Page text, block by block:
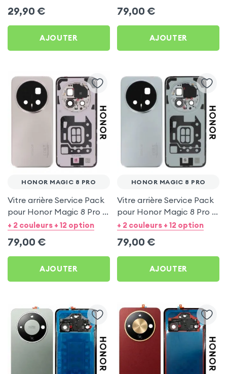
29,90 €
AJOUTER
79,00 €
AJOUTER
HONOR MAGIC 8 PRO
Vitre arrière Service Pack
pour Honor Magic 8 Pro -
Or
+ 2 couleurs + 12 option
79,00 €
AJOUTER
HONOR MAGIC 8 PRO
Vitre arrière Service Pack
pour Honor Magic 8 Pro -
Bleu ciel
+ 2 couleurs + 12 option
79,00 €
AJOUTER